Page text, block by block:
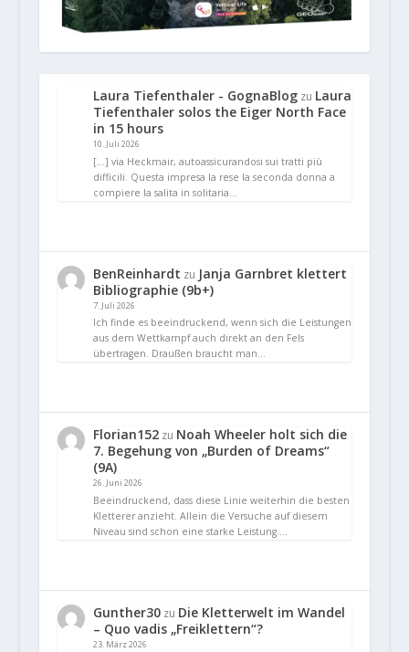
Laura Tiefenthaler - GognaBlogzu Laura
Tiefenthaler solos the Eiger North Face
in 15 hours
10. Juli 2026
[…] via Heckmair, autoassicurandosi sui tratti più
difficili. Questa impresa la rese la seconda donna a
compiere la salita in solitaria…
BenReinhardt zu Janja Garnbret klettert
Bibliographie (9b+)
7. Juli 2026
Ich finde es beeindruckend, wenn sich die Leistungen
aus dem Wettkampf auch direkt an den Fels
übertragen. Draußen braucht man…
Florian152zu Noah Wheeler holt sich die
7. Begehung von „Burden of Dreams“
(9A)
26. Juni 2026
Beeindruckend, dass diese Linie weiterhin die besten
Kletterer anzieht. Allein die Versuche auf diesem
Niveau sind schon eine starke Leistung.…
Gunther30zu Die Kletterwelt im Wandel
– Quo vadis „Freiklettern“?
23. März 2026